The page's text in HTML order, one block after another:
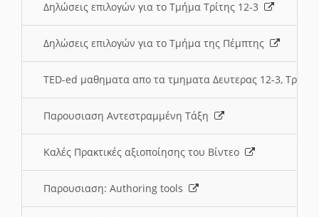
Δηλώσεις επιλογών για το Τμήμα Τρίτης 12-3
Δηλώσεις επιλογών για το Τμήμα της Πέμπτης
TED-ed μαθηματα απο τα τμηματα Δευτερας 12-3,
Παρουσιαση Αντεστραμμένη Τάξη
Καλές Πρακτικές αξιοποίησης του Βίντεο
Παρουσιαση: Authoring tools